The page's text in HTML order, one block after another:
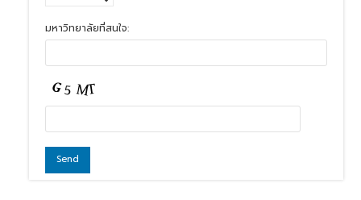
มหาวิทยาลัยที่สนใจ: